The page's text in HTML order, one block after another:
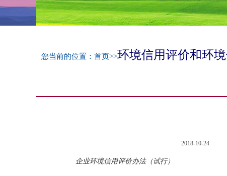
您当前的位置： 首页>>环境信用评价和环
2018-10-24
企业环境信用评价办法（试行）